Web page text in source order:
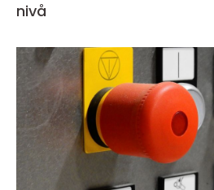
nivå